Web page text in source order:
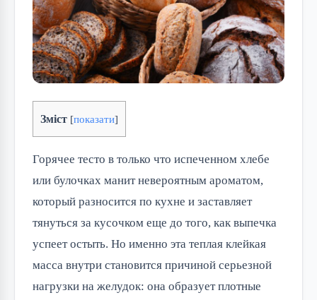
Зміст [показати]
Горячее тесто в только что испеченном хлебе
или булочках манит невероятным ароматом,
который разносится по кухне и заставляет
тянуться за кусочком еще до того, как выпечка
успеет остыть. Но именно эта теплая клейкая
масса внутри становится причиной серьезной
нагрузки на желудок: она образует плотные